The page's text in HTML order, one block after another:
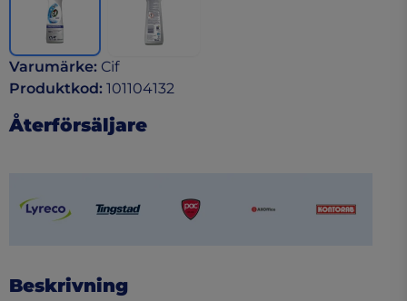
Varumärke: Cif
Produktkod: 101104132
Återförsäljare
Beskrivning